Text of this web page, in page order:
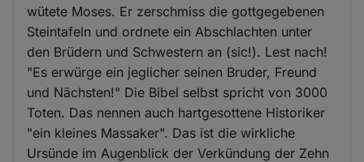
wütete Moses. Er zerschmiss die gottgegebenen
Steintafeln und ordnete ein Abschlachten unter
den Brüdern und Schwestern an (sic!). Lest nach!
"Es erwürge ein jeglicher seinen Bruder, Freund
und Nächsten!" Die Bibel selbst spricht von 3000
Toten. Das nennen auch hartgesottene Historiker
"ein kleines Massaker". Das ist die wirkliche
Ursünde im Augenblick der Verkündung der Zehn